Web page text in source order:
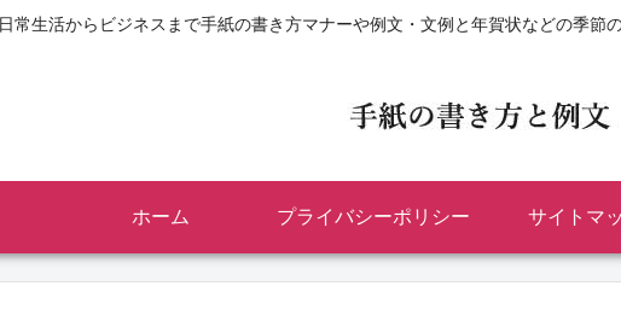
日常生活からビジネスまで手紙の書き方マナーや例文・文例と年賀状などの季節
ホーム プライバシーポリシー サイトマ